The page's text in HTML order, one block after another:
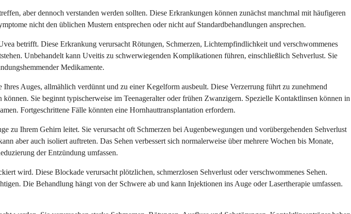
aber dennoch verstanden werden sollten. Diese Erkrankungen können zunächst manchmal mit häufigeren
nicht den üblichen Mustern entsprechen oder nicht auf Standardbehandlungen ansprechen.
betrifft. Diese Erkrankung verursacht Rötungen, Schmerzen, Lichtempfindlichkeit und verschwommenes
Unbehandelt kann Uveitis zu schwerwiegenden Komplikationen führen, einschließlich Sehverlust. Sie
Medikamente.
Auges, allmählich verdünnt und zu einer Kegelform ausbeult. Diese Verzerrung führt zu zunehmend
Sie beginnt typischerweise im Teenageralter oder frühen Zwanzigern. Spezielle Kontaktlinsen können in
Fortgeschrittene Fälle könnten eine Hornhauttransplantation erfordern.
zu Ihrem Gehirn leitet. Sie verursacht oft Schmerzen bei Augenbewegungen und vorübergehenden Sehverlust
aber auch isoliert auftreten. Das Sehen verbessert sich normalerweise über mehrere Wochen bis Monate,
der Entzündung umfassen.
wird. Diese Blockade verursacht plötzlichen, schmerzlosen Sehverlust oder verschwommenes Sehen.
Die Behandlung hängt von der Schwere ab und kann Injektionen ins Auge oder Lasertherapie umfassen.